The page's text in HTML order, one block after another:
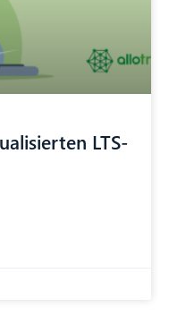
LTS-